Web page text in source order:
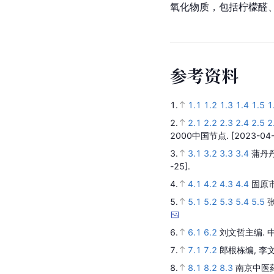
氧化物质，包括柠檬醛
参考资料
1. 1.1 1.2 1.3 1.4 1.5
2.
2.1 2.2 2.3 2.4 2.5
2000中国节点. [2023-
3.
3.1 3.2 3.3 3.4 蒲丹
-25].
4.
4.1 4.2 4.3 4.4 固原
5.
5.1 5.2 5.3 5.4 5.5
6. 6.1 6.2 刘文哲主编.
7.
7.1 7.2 郎根栋编, 李
8.
8.1 8.2 8.3 南京中医